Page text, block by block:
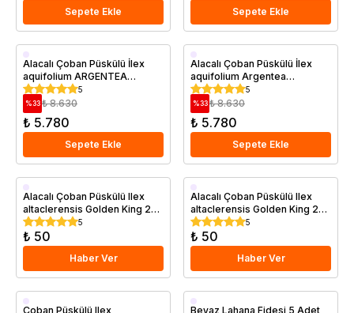
Sepete Ekle Sepete Ekle
Saksıda
Alacalı Çoban Püskülü İlex
aquifolium ARGENTEA
MARGİNATA 40 60 cm 5 yaş
İthal
5
%33 ₺ 8.630
₺ 5.780
Sepete Ekle
Saksıda
Alacalı Çoban Püskülü İlex
aquifolium Argentea
Marginata 30 50 cm
5
%33 ₺ 8.630
₺ 5.780
Sepete Ekle
Alacalı Çoban Püskülü Ilex
altaclerensis Golden King 20
40 cm
5
₺ 50
Haber Ver
Alacalı Çoban Püskülü Ilex
altaclerensis Golden King 20
40 cm Saksıda
5
₺ 50
Haber Ver
Çoban Püskülü Ilex
Beyaz Lahana Fidesi 5 Adet